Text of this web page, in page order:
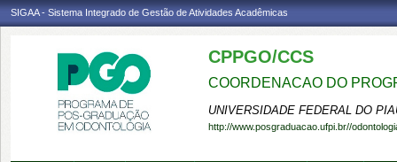
SIGAA - Sistema Integrado de Gestão de Atividades Acadêmicas
CPPGO/CCS
COORDENACAO DO
UNIVERSIDADE FEDERAL DO
http://www.posgraduacao.ufpi.br//